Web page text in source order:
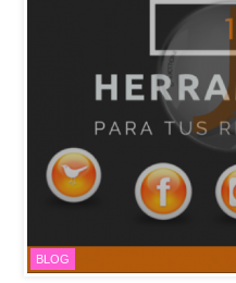
BLOG